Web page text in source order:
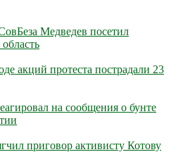
Медведев посетил
акций протеста пострадали 23
на сообщения о бунте
приговор активисту Котову